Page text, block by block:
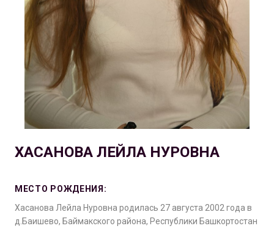
ХАСАНОВА ЛЕЙЛА НУРОВНА
МЕСТО РОЖДЕНИЯ:
Хасанова Лейла Нуровна родилась 27 августа 2002 года в
д.Баишево, Баймакского района, Республики Башкортостан